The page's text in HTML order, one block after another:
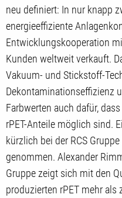
neu definiert: In nur knapp
energieeffiziente
Entwicklungskooperation
Kunden weltweit verkauft.
Vakuum- und Stickstoff-
Dekontaminationseffizienz
Farbwerten auch dafür,
rPET-Anteile möglich sind.
kürzlich bei der RCS
genommen. Alexander
Gruppe zeigt sich mit den
produzierten rPET mehr als